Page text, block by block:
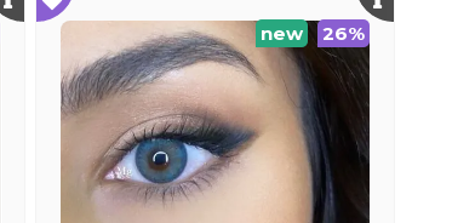
new 26%